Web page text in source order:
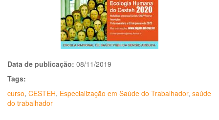
Data de publicação: 08/11/2019
Tags:
curso, CESTEH, Especialização em Saúde do Trabalhador, saúde
do trabalhador